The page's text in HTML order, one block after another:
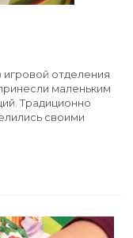
отделения
маленьким
Традиционно
своими